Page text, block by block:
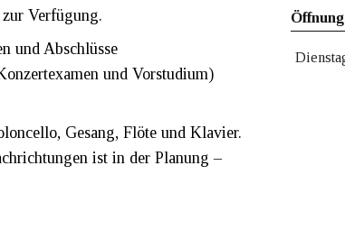
Verfügung.
und Abschlüsse
und Vorstudium)
Gesang, Flöte und Klavier.
ist in der Planung –